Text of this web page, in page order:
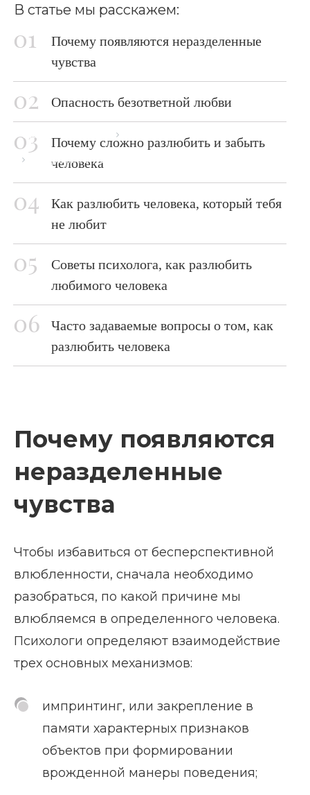
Главная страница
Как разлюбить человека
В статье мы расскажем:
Почему появляются неразделенные
чувства
Опасность безответной любви
Почему сложно разлюбить и забыть
человека
Как разлюбить человека, который тебя
не любит
Советы психолога, как разлюбить
любимого человека
Часто задаваемые вопросы о том, как
разлюбить человека
Почему появляются
неразделенные
чувства
Чтобы избавиться от бесперспективной
влюбленности, сначала необходимо
разобраться, по какой причине мы
влюбляемся в определенного человека.
Психологи определяют взаимодействие
трех основных механизмов:
импринтинг, или закрепление в
памяти характерных признаков
объектов при формировании
врожденной манеры поведения;